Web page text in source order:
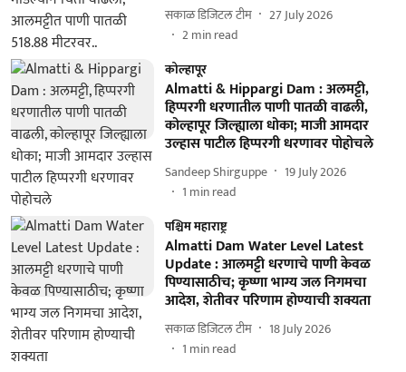
सकाळ डिजिटल टीम
27 July 2026
2min read
कोल्हापूर
Almatti & Hippargi Dam : अलमट्टी,
हिप्परगी धरणातील पाणी पातळी वाढली,
कोल्हापूर जिल्ह्याला धोका; माजी आमदार
उल्हास पाटील हिप्परगी धरणावर पोहोचले
Sandeep Shirguppe
19 July 2026
1 min read
पश्चिम महाराष्ट्र
Almatti Dam Water Level Latest
Update : आलमट्टी धरणाचे पाणी केवळ
पिण्यासाठीच; कृष्णा भाग्य जल निगमचा
आदेश, शेतीवर परिणाम होण्याची शक्यता
सकाळ डिजिटल टीम
18 July 2026
1 min read